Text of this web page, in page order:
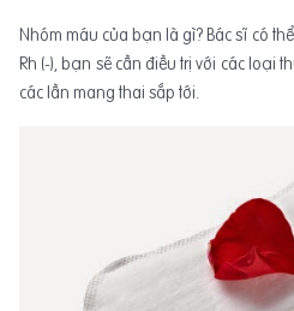
Nhóm máu của bạn là gì? Bác sĩ có
Rh (-), bạn sẽ cần điều trị với các loại
các lần mang thai sắp tới.